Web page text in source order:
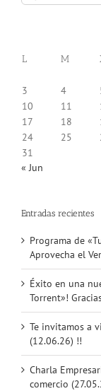
for:
L M
3
4
10
11
17
18
24
25
31
« Jun
Entradas recientes
Programa de
Aprovecha el
Éxito en una
Torrent»!
Te invitamos a
(12.06.26) !!
Charla
comercio